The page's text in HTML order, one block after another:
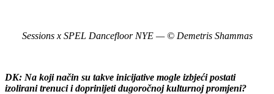
Sessions x SPEL Dancefloor NYE — © Demetris Shammas
DK: Na koji način su takve inicijative mogle izbjeći postati
izolirani trenuci i doprinijeti dugoročnoj kulturnoj promjeni?